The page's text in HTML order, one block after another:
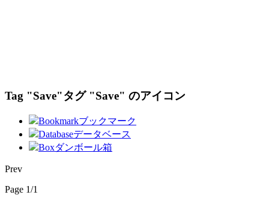
Tag "Save"タグ "Save" のアイコン
Bookmarkブックマーク
Databaseデータベース
Boxダンボール箱
Prev
Page 1/1